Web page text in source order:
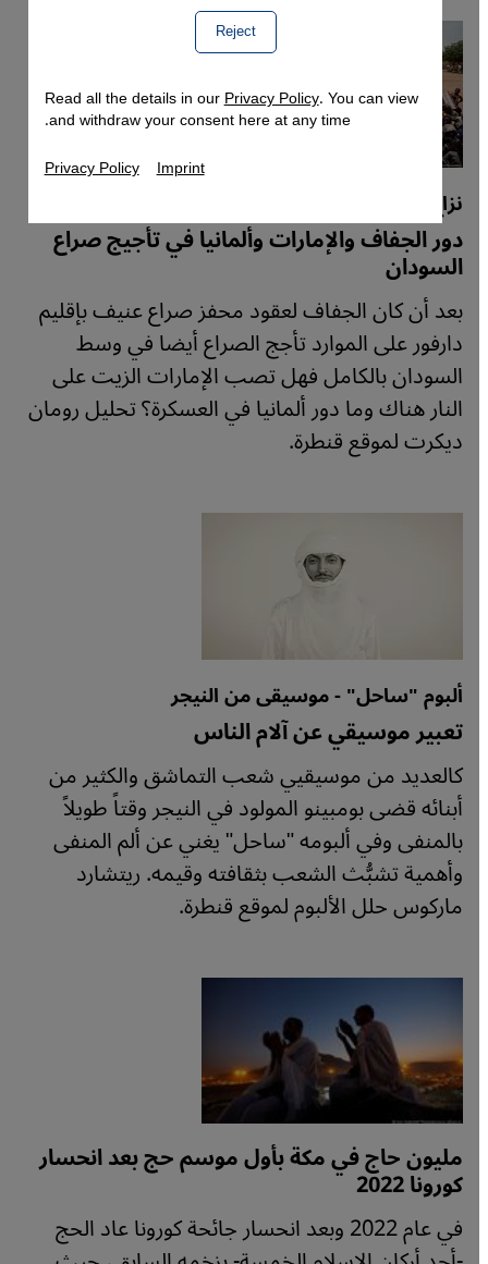
نزاع عسكر السودان
دور الجفاف والإمارات وألمانيا في تأجيج صراع
السودان
بعد أن كان الجفاف لعقود محفز صراع عنيف بإقليم
دارفور على الموارد تأجج الصراع أيضا في وسط
السودان بالكامل فهل تصب الإمارات الزيت على
النار هناك وما دور ألمانيا في العسكرة؟ تحليل رومان
ديكرت لموقع قنطرة.
ألبوم "ساحل" - موسيقى من النيجر
تعبير موسيقي عن آلام الناس
كالعديد من موسيقيي شعب التماشق والكثير من
أبنائه قضى بومبينو المولود في النيجر وقتاً طويلاً
بالمنفى وفي ألبومه "ساحل" يغني عن ألم المنفى
وأهمية تشبُّث الشعب بثقافته وقيمه. ريتشارد
ماركوس حلل الألبوم لموقع قنطرة.
مليون حاج في مكة بأول موسم حج بعد انحسار
كورونا 2022
في عام 2022 وبعد انحسار جائحة كورونا عاد الحج
Reject
Read all the details in ourPrivacy Policy. You can view
and withdraw your consent here at any time.
Privacy Policy Imprint